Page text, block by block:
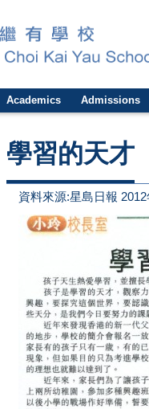
Academics Admissions
學習的天才
資料來源:星島日報